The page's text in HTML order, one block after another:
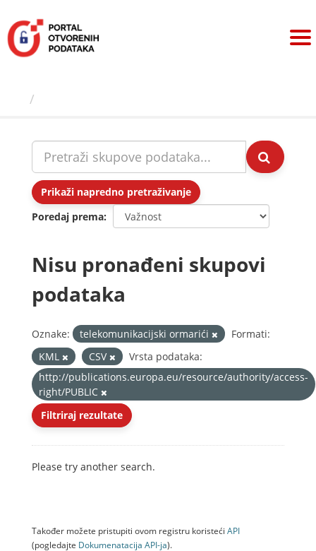
sadržaj
Prikaži napredno pretraživanje
Poredaj prema
Nisu pronađeni skupovi
podataka
Oznake: telekomunikacijski ormarići
Formati:
KML
CSV
Vrsta podataka:
http://publications.europa.eu/resource/authority/access-
right/PUBLIC
Filtriraj rezultate
Please try another search.
Također možete pristupiti ovom registru koristeći API
(pogledajte Dokumenаtаcijа API-jа).